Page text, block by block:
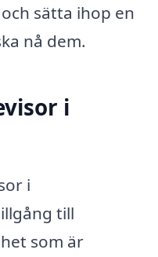
sätta ihop en
nå dem.
i
i
till
som är